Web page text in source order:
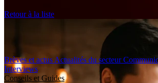
Brèves et actus Actualités du secteur
Interviews
Conseils et Guides
Retour à la liste